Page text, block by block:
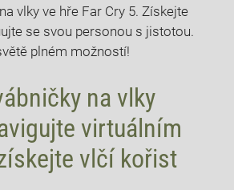
vlky ve hře Far Cry 5. Získejte
se svou personou s jistotou.
plném možností!
na vlky
virtuálním
vlčí kořist